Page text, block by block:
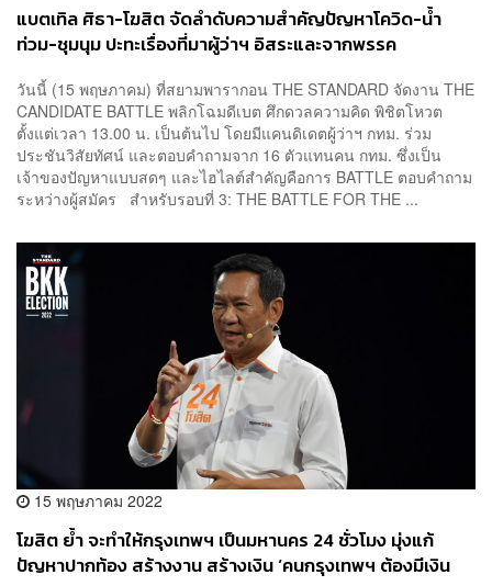
แบตเทิล ศิธา-โฆสิต จัดลำดับความสำคัญปัญหาโควิด-น้ำ
ท่วม-ชุมนุม ปะทะเรื่องที่มาผู้ว่าฯ อิสระและจากพรรค
วันนี้ (15 พฤษภาคม) ที่สยามพารากอน THE STANDARD จัดงาน THE
CANDIDATE BATTLE พลิกโฉมดีเบต ศึกดวลความคิด พิชิตโหวต
ตั้งแต่เวลา 13.00 น. เป็นต้นไป โดยมีแคนดิเดตผู้ว่าฯ กทม. ร่วม
ประชันวิสัยทัศน์ และตอบคำถามจาก 16 ตัวแทนคน กทม. ซึ่งเป็น
เจ้าของปัญหาแบบสดๆ และไฮไลต์สำคัญคือการ BATTLE ตอบคำถาม
ระหว่างผู้สมัคร สำหรับรอบที่ 3: THE BATTLE FOR THE ...
15 พฤษภาคม 2022
โฆสิต ย้ำ จะทำให้กรุงเทพฯ เป็นมหานคร 24 ชั่วโมง มุ่งแก้
ปัญหาปากท้อง สร้างงาน สร้างเงิน ‘คนกรุงเทพฯ ต้องมีเงิน